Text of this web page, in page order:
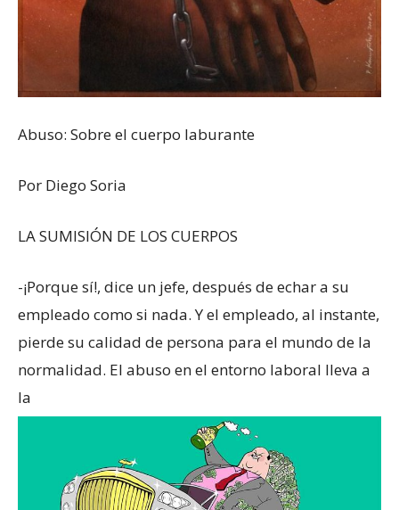
Abuso: Sobre el cuerpo laburante
Por Diego Soria
LA SUMISIÓN DE LOS CUERPOS
-¡Porque sí!, dice un jefe, después de echar a su
empleado como si nada. Y el empleado, al instante,
pierde su calidad de persona para el mundo de la
normalidad. El abuso en el entorno laboral lleva a
la